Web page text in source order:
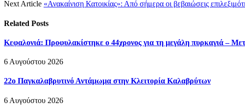
Next Article «Ανακαίνιση Κατοικίας»: Από σήμερα οι βεβαιώσεις
Related Posts
Κεφαλονιά: Προφυλακίστηκε ο 44χρονος για τη μεγάλη πυρκαγιά –
6 Αυγούστου 2026
22ο Παγκαλαβρυτινό Αντάμωμα στην Κλειτορία Καλαβρύτων
6 Αυγούστου 2026